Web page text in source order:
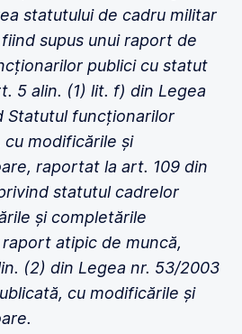
statutului de cadru militar
supus unui raport de
publici cu statut
5 alin. (1) lit. f) din Legea
Statutul funcționarilor
modificările și
raportat la art. 109 din
statutul cadrelor
și completările
atipic de muncă,
(2) din Legea nr. 53/2003
cu modificările și